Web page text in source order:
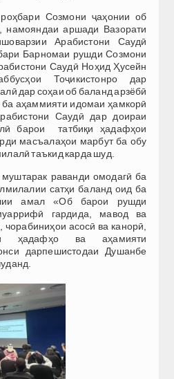
Созмони ҷаҳонии об
намояндаи аршади Вазорати
Арабистони Саудӣ
Барномаи рушди Созмони
Саудӣ Ноҳид Ҳусейн
Тоҷикистонро дар
дар соҳаи об баланд арзёбӣ
аҳаммияти идомаи ҳамкорӣ
Саудӣ дар доираи
барои татбиқи ҳадафҳои
масъалаҳои марбут ба обу
таъкид карда шуд.
раванди омодагӣ ба
сатҳи баланд оид ба
амал «Об барои рушди
гардида, мавод ва
асосӣ ва канорӣ,
ҳадафҳо ва аҳамияти
дарпешистодаи Душанбе